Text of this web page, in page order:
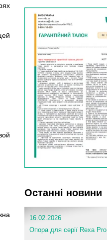
Останні новини
16.02.2026
Опора для серії Rexa Pro